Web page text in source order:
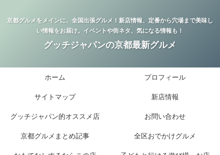
京都グルメをメインに、全国出張グルメ！新店情報、定番から穴場まで美味し
い情報をお届け。イベントや街ネタ、気になる情報も！
グッチジャパンの京都最新グルメ
ホーム プロフィール
サイトマップ 新店情報
グッチジャパン的オススメ店 お問い合わせ
京都グルメまとめ記事 全区おでかけグルメ